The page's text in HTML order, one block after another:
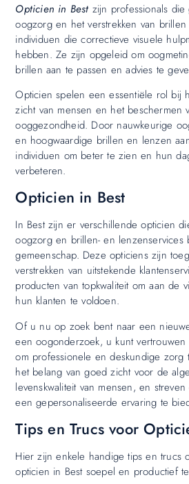
Opticien in Bestzijn professionals die
oogzorg en het verstrekken van
individuen die correctieve visuele
hebben. Ze zijn opgeleid om
brillen aan te passen en advies te
Opticien spelen een essentiële rol bij
zicht van mensen en het beschermen
ooggezondheid. Door nauwkeurige
en hoogwaardige brillen en lenzen
individuen om beter te zien en hun
verbeteren.
Opticien in Best
In Best zijn er verschillende opticien
oogzorg en brillen- en lenzenservices
gemeenschap. Deze opticiens zijn
verstrekken van uitstekende
producten van topkwaliteit om aan de
hun klanten te voldoen.
Of u nu op zoek bent naar een
een oogonderzoek, u kunt
om professionele en deskundige
het belang van goed zicht voor de
levenskwaliteit van mensen, en
een gepersonaliseerde ervaring te
Tips en Trucs voor
Hier zijn enkele handige tips en trucs
opticien in Best soepel en productief